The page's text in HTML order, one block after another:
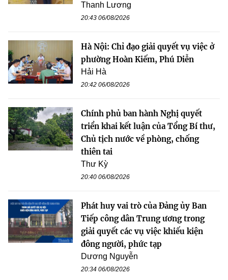
Thanh Lương
20:43 06/08/2026
Hà Nội: Chỉ đạo giải quyết vụ việc ở
phường Hoàn Kiếm, Phú Diễn
Hải Hà
20:42 06/08/2026
Chính phủ ban hành Nghị quyết
triển khai kết luận của Tổng Bí thư,
Chủ tịch nước về phòng, chống
thiên tai
Thư Kỳ
20:40 06/08/2026
Phát huy vai trò của Đảng ủy Ban
Tiếp công dân Trung ương trong
giải quyết các vụ việc khiếu kiện
đông người, phức tạp
Dương Nguyễn
20:34 06/08/2026